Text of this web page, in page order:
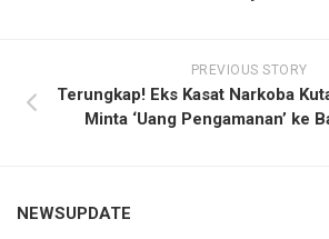
PREVIOUS STORY
Terungkap! Eks Kasat Narkoba
Minta ‘Uang Pengamanan’ ke
NEWSUPDATE